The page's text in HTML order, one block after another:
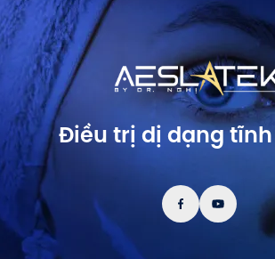
Điều trị dị dạng